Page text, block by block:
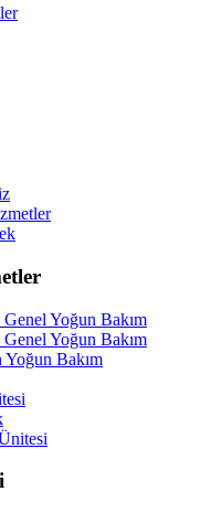
Genel Yoğun Bakım
Genel Yoğun Bakım
Bakım